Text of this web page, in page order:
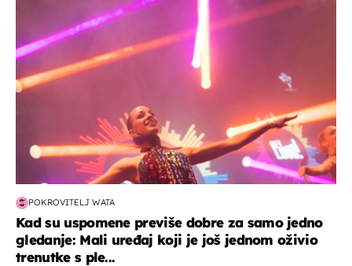
POKROVITELJ WATA
Kad su uspomene previše dobre za samo jedno
gledanje: Mali uređaj koji je još jednom oživio
trenutke s ple...